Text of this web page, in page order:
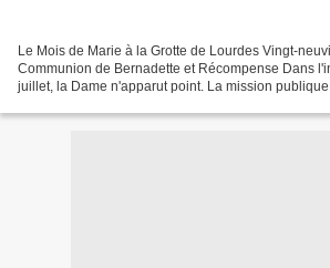
Le Mois de Marie à la Grotte de Lourdes Vingt-
Communion de Bernadette et Récompense Dans
juillet, la Dame n'apparut point. La mission